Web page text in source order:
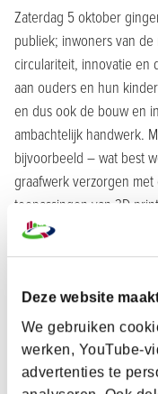
Deze website
We gebruiken
werken, YouTube-
advertenties te
Zaterdag 5 oktober
publiek; inwoners van
circulariteit, innovatie en
aan ouders en hun
en dus ook de bouw en
ambachtelijk handwerk.
bijvoorbeeld – wat best
graafwerk verzorgen
toepassingen van 3D
virtuele wandeling door
veel bezoekers een heel